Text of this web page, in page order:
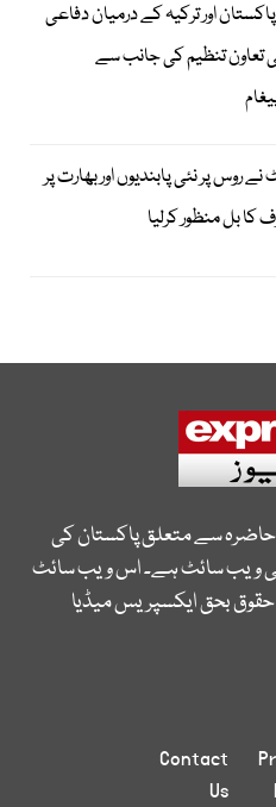
اور ترکیہ کے درمیان دفاعی
تعاون تنظیم کی جانب سے
روس پر نئی پابندیوں اور بھارت پر
حاضرہ سے متعلق پاکستان کی
ویب سائٹ ہے۔ اس ویب سائٹ
حقوق بحق ایکسپریس میڈیا
Contact
Us